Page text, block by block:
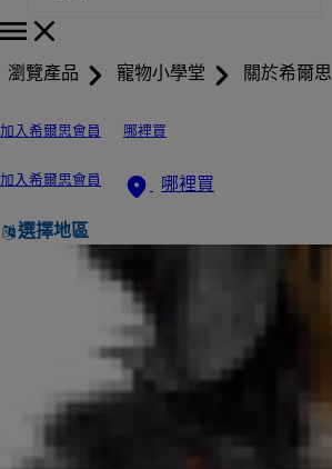
瀏覽產品 寵物小學堂 關於希爾思
加入希爾思會員 哪裡買
加入希爾思會員 哪裡買
選擇地區